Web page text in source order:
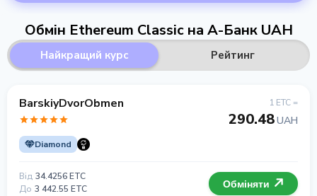
Обмін Ethereum Classic на А-Банк UAH
Найкращий курс Рейтинг
BarskiyDvorObmen
Diamond
1 ETC =
290.48UAH
Від 34.4256 ETC
До 3 442.55 ETC Обміняти